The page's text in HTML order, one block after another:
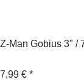
Z-Man Gobius 3" /
7,99 € *